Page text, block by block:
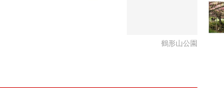
鶴形山公園